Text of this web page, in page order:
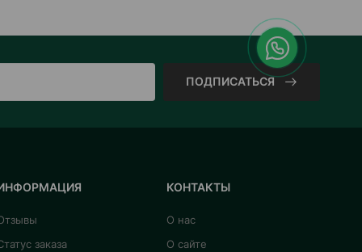
ПОДПИСАТЬСЯ
заказа
КОНТАКТЫ
О нас
О сайте